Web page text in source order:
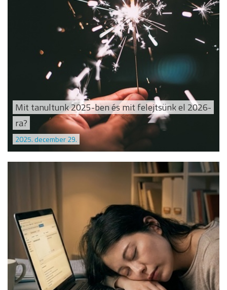
Mit tanultunk 2025-ben és mit felejtsünk el 2026-
ra?
2025. december 29.